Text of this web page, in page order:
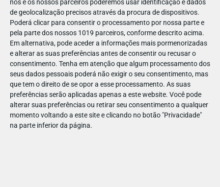
nós e os nossos parceiros poderemos usar identificação e dados
de geolocalização precisos através da procura de dispositivos.
Poderá clicar para consentir o processamento por nossa parte e
pela parte dos nossos 1019 parceiros, conforme descrito acima.
Em alternativa, pode aceder a informações mais pormenorizadas
e alterar as suas preferências antes de consentir ou recusar o
consentimento. Tenha em atenção que algum processamento dos
seus dados pessoais poderá não exigir o seu consentimento, mas
que tem o direito de se opor a esse processamento. As suas
preferências serão aplicadas apenas a este website. Você pode
alterar suas preferências ou retirar seu consentimento a qualquer
momento voltando a este site e clicando no botão "Privacidade"
na parte inferior da página.
23
700891593083170